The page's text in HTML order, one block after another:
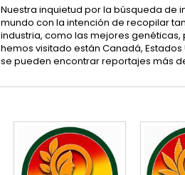
Nuestra inquietud por la búsqueda de
mundo con la intención de recopilar
industria, como las mejores
hemos visitado están Canadá,
se pueden encontrar reportajes más